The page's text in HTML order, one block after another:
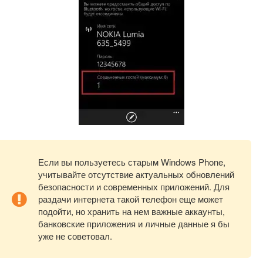
Если вы пользуетесь старым Windows Phone,
учитывайте отсутствие актуальных обновлений
безопасности и современных приложений. Для
раздачи интернета такой телефон еще может
подойти, но хранить на нем важные аккаунты,
банковские приложения и личные данные я бы
уже не советовал.